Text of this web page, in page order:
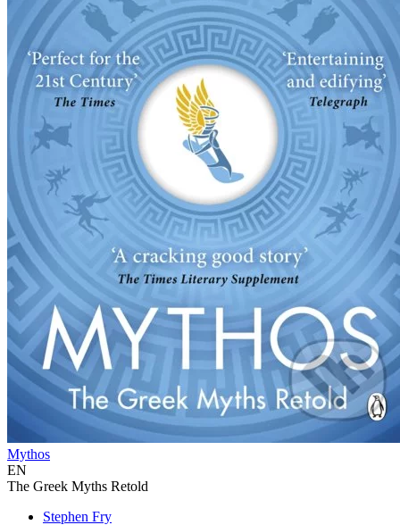
Mythos
EN
The Greek Myths Retold
Stephen Fry